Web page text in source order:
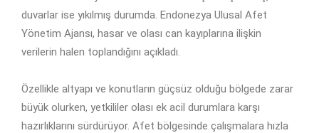
duvarlar ise yıkılmış durumda. Endonezya Ulusal Afet
Yönetim Ajansı, hasar ve olası can kayıplarına ilişkin
verilerin halen toplandığını açıkladı.
Özellikle altyapı ve konutların güçsüz olduğu bölgede zarar
büyük olurken, yetkililer olası ek acil durumlara karşı
hazırlıklarını sürdürüyor. Afet bölgesinde çalışmalara hızla